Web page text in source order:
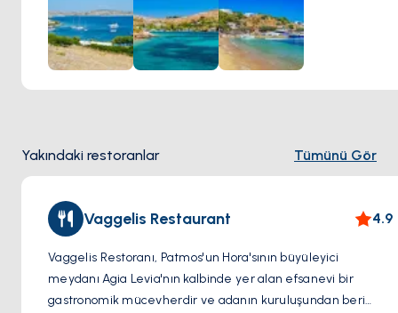
gizli hazinelerini keşfetmeye çağırıyor.
Yakındaki restoranlar Tümünü Gör
Vaggelis Restaurant 4.9
Vaggelis Restoranı, Patmos'un Hora'sının büyüleyici
meydanı Agia Levia'nın kalbinde yer alan efsanevi bir
gastronomik mücevherdir ve adanın kuruluşundan beri